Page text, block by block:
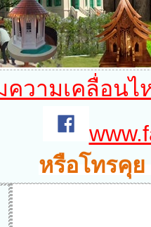
วามเคลื่อนไ
หรือโทรคุย